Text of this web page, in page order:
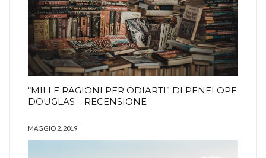
“MILLE RAGIONI PER ODIARTI” DI PENELOPE
DOUGLAS – RECENSIONE
MAGGIO 2, 2019